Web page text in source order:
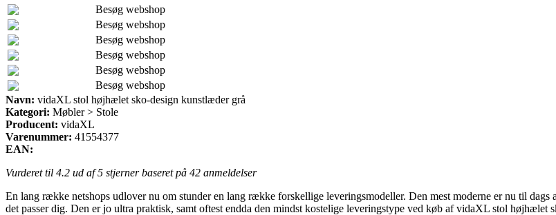
Besøg webshop
Besøg webshop
Besøg webshop
Besøg webshop
Besøg webshop
Besøg webshop
Navn: vidaXL stol højhælet sko-design kunstlæder grå
Kategori: Møbler > Stole
Producent: vidaXL
Varenummer: 41554377
EAN:
Vurderet til 4.2 ud af 5 stjerner baseret på 42 anmeldelser
En lang række netshops udlover nu om stunder en lang række forskellige leveringsmodeller. Den mest moderne er nu til
det passer dig. Den er jo ultra praktisk, samt oftest endda den mindst kostelige leveringstype ved køb af vidaXL stol højhælet